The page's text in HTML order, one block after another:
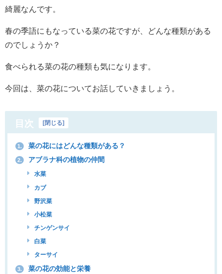
綺麗なんです。
春の季語にもなっている菜の花ですが、どんな種類がある
のでしょうか？
食べられる菜の花の種類も気になります。
今回は、菜の花についてお話していきましょう。
目次 [閉じる]
1. 菜の花にはどんな種類がある？
2. アブラナ科の植物の仲間
水菜
カブ
野沢菜
小松菜
チンゲンサイ
白菜
ターサイ
3. 菜の花の効能と栄養